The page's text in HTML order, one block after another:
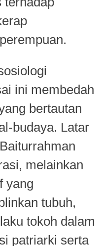
ini membedah
bertautan
budaya. Latar
melainkan
yang
tubuh,
tokoh dalam
patriarki serta